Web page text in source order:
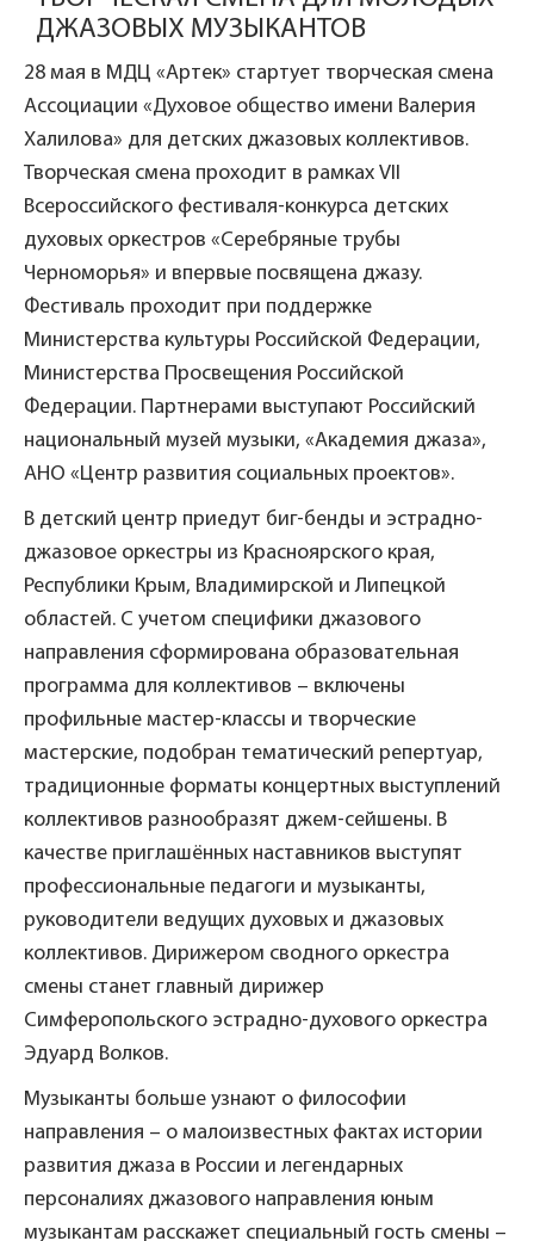
ДЖАЗОВЫХ МУЗЫКАНТОВ
28 мая в МДЦ «Артек» стартует творческая смена
Ассоциации «Духовое общество имени Валерия
Халилова» для детских джазовых коллективов.
Творческая смена проходит в рамках VII
Всероссийского фестиваля-конкурса детских
духовых оркестров «Серебряные трубы
Черноморья» и впервые посвящена джазу.
Фестиваль проходит при поддержке
Министерства культуры Российской Федерации,
Министерства Просвещения Российской
Федерации. Партнерами выступают Российский
национальный музей музыки, «Академия джаза»,
АНО «Центр развития социальных проектов».
В детский центр приедут биг-бенды и эстрадно-
джазовое оркестры из Красноярского края,
Республики Крым, Владимирской и Липецкой
областей. С учетом специфики джазового
направления сформирована образовательная
программа для коллективов – включены
профильные мастер-классы и творческие
мастерские, подобран тематический репертуар,
традиционные форматы концертных выступлений
коллективов разнообразят джем-сейшены. В
качестве приглашённых наставников выступят
профессиональные педагоги и музыканты,
руководители ведущих духовых и джазовых
коллективов. Дирижером сводного оркестра
смены станет главный дирижер
Симферопольского эстрадно-духового оркестра
Эдуард Волков.
Музыканты больше узнают о философии
направления – о малоизвестных фактах истории
развития джаза в России и легендарных
персоналиях джазового направления юным
музыкантам расскажет специальный гость смены –